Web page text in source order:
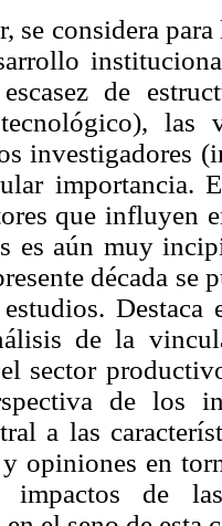
se considera
de
las
investigadores
importancia.
que influyen
es aún muy
década se
de la
sector
de los
a las
y opiniones en
impactos de